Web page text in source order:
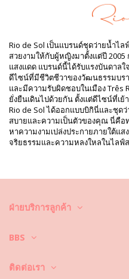
Spandex (LYCRA) - OEKO-
ซับใน: 84% Biodegradable
Spandex (LYCRA) - OEKO-
ป้องกันรังสียูวี: UPF 50+
ข้อมูล
แผนก: ผู้หญิง, One piece
รวมแพ็คเกจ: 1 x One piece
HS CODE: 6112.41.0010
SKU: 1981115595
EAN: XS (7899810212061), S
L (7899810212092), XL
น้ำหนัก: 115g / 0.25lb / 4.06oz
การปรับแต่งภาพถ่าย
คำแนะนำในการดูแลสำหรับ
มากกว่าหนึ่งฤดูกาลใช่หรือ? ถ้าเป็น
ของคุณอย่างถูกวิธี เพราะเนื้อผ้าที่
ในการใช้งานที่ยาวนานขึ้น ยังคงดู
นั่งหรือนอน –ได้โปรดใช้ผ้าขนหนูร
Rio de Sol เป็นแบรนด์ชุดว่ายน้ำไ
สวยงามให้กับผู้หญิงมาตั้งแต่ปี 2005
แสงแดด แบรนด์นี้ได้รับแรงบันดาล
ดีไซน์ที่มีชีวิตชีวาของวัฒนธรรมบร
และมีความรับผิดชอบในเมือง Três
ยั่งยืนเดินไปด้วยกัน ตั้งแต่ดีไซน์ที่เ
Rio de Sol ได้ออกแบบบิกินี่และชุ
สบายและความเป็นตัวของคุณ นี่คื
หาความงามเปล่งประกายภายใต้แ
จริยธรรมและความหลงใหลในไลฟ์
ฝ่ายบริการลูกค้า
BBS
ติดต่อเรา